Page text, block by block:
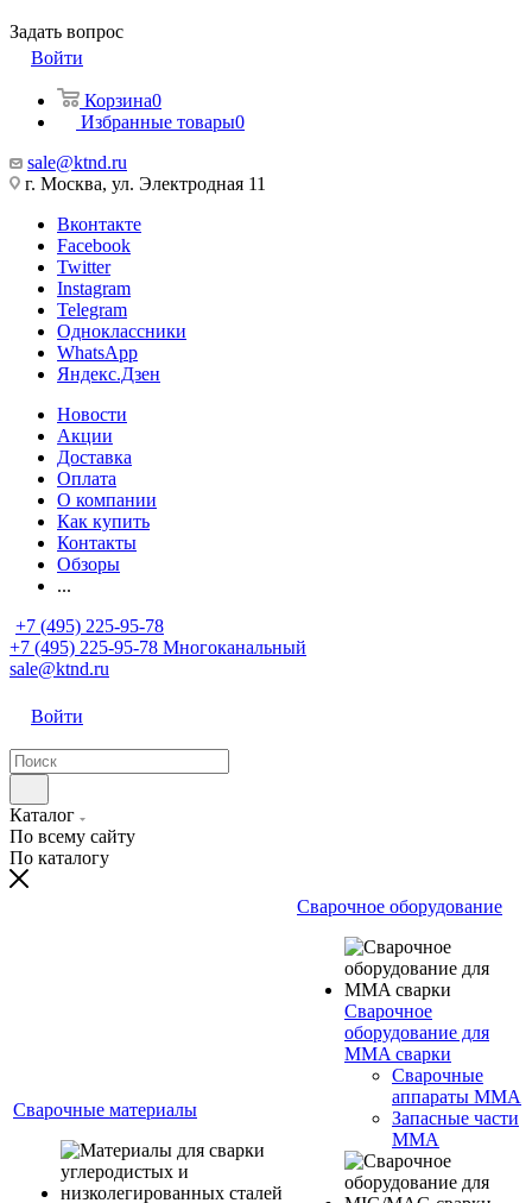
Задать вопрос
Войти
Корзина0
Избранные товары0
sale@ktnd.ru
г. Москва, ул. Электродная 11
Вконтакте
Facebook
Twitter
Instagram
Telegram
Одноклассники
WhatsApp
Яндекс.Дзен
Новости
Акции
Доставка
Оплата
О компании
Как купить
Контакты
Обзоры
...
+7 (495) 225-95-78
+7 (495) 225-95-78 Многоканальный
sale@ktnd.ru
Войти
Каталог
По всему сайту
По каталогу
Сварочные материалы
Сварочное оборудование
Сварочное
оборудование для
MMA сварки
Сварочные
аппараты MMA
Запасные части
MMA